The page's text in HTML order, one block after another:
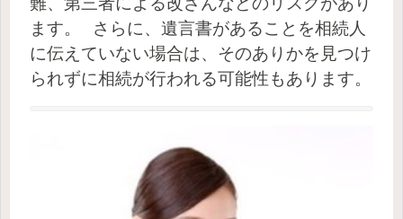
ます。
さらに、遺言書があることを相続人
に伝えていない場合は、そのありかを見つけ
られずに相続が行われる可能性もあります。